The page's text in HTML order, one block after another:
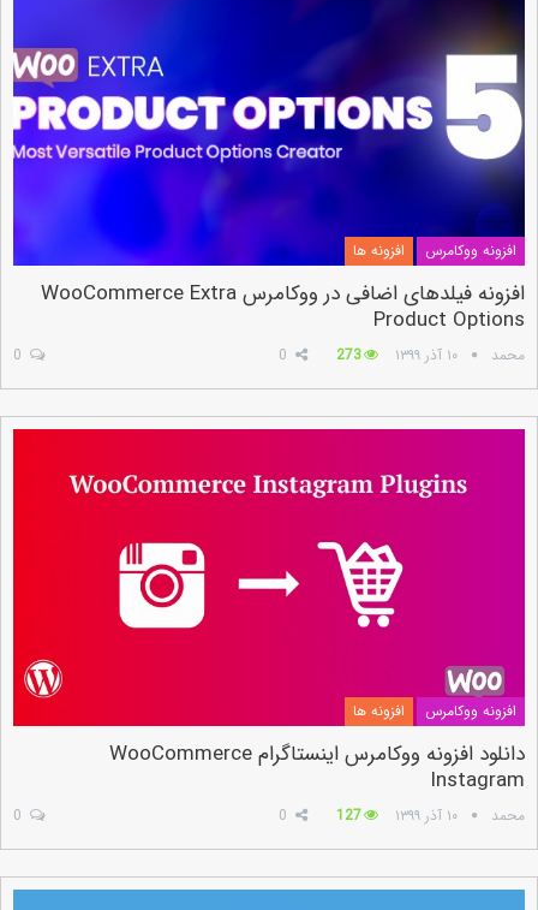
افزونه ووکامرس افزونه ها
افزونه فیلدهای اضافی در ووکامرس WooCommerce Extra
Product Options
محمد ۱۰ آذر ۱۳۹۹ 273
افزونه ووکامرس افزونه ها
دانلود افزونه ووکامرس اینستاگرام WooCommerce
Instagram
محمد ۱۰ آذر ۱۳۹۹ 127